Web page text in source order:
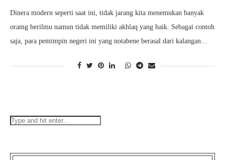
Dinera modern seperti saat ini, tidak jarang kita menemukan banyak
oramg berilmu namun tidak memiliki akhlaq yang baik. Sebagai contoh
saja, para pemimpin negeri ini yang notabene berasal dari kalangan…